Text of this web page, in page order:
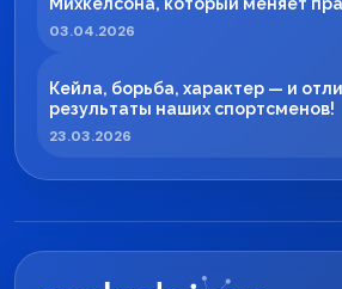
Михкелсона, который меняет
регионе
03.04.2026
Кейла, борьба, характер — и
результаты наших спортсменов!
23.03.2026